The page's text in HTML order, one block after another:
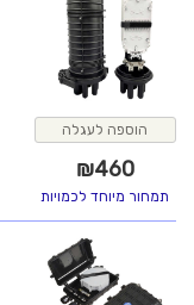
הוספה לעגלה
₪460
תמחור מיוחד לכמויות